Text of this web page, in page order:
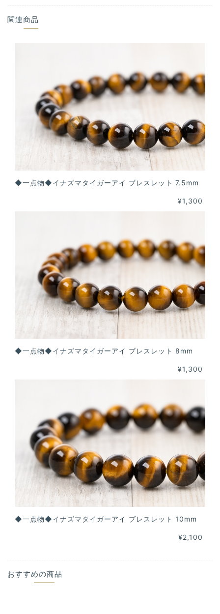
関連商品
◆一点物◆イナズマタイガーアイ ブレスレット 7.5mm
¥1,300
◆一点物◆イナズマタイガーアイ ブレスレット 8mm
¥1,300
◆一点物◆イナズマタイガーアイ ブレスレット 10mm
¥2,100
おすすめの商品